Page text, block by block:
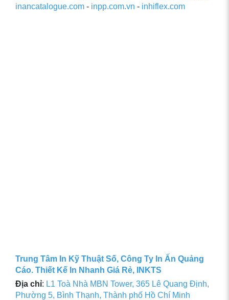
inancatalogue.com - inpp.com.vn - inhiflex.com
Trung Tâm In Kỹ Thuật Số, Công Ty In Ấn Quảng
Cáo. Thiết Kế In Nhanh Giá Rẻ, INKTS
Địa chỉ: L1 Toà Nhà MBN Tower, 365 Lê Quang Định,
Phường 5, Bình Thạnh, Thành phố Hồ Chí Minh